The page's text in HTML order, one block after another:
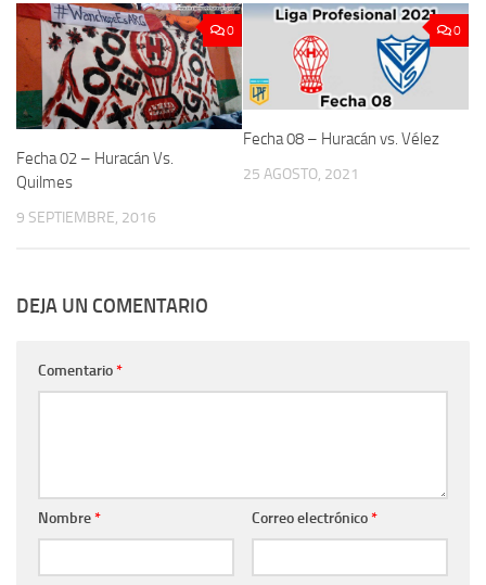
0
Fecha 02 – Huracán Vs.
Quilmes
9 SEPTIEMBRE, 2016
0
Fecha 08 – Huracán vs. Vélez
25 AGOSTO, 2021
DEJA UN COMENTARIO
Comentario*
Nombre* Correo electrónico*